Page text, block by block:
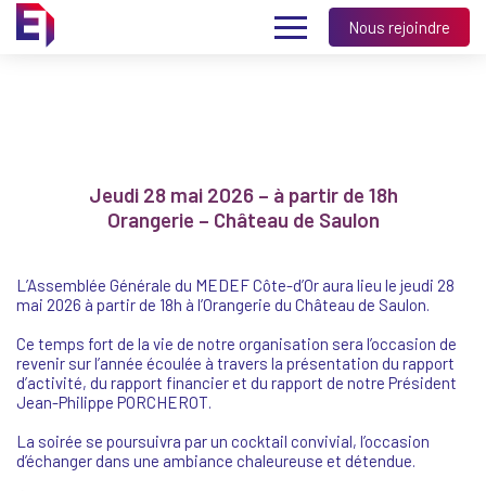
Nous rejoindre
Jeudi 28 mai 2026 – à partir de 18h
Orangerie – Château de Saulon
L’Assemblée Générale du MEDEF Côte-d’Or aura lieu le jeudi 28
mai 2026 à partir de 18h à l’Orangerie du Château de Saulon.
Ce temps fort de la vie de notre organisation sera l’occasion de
revenir sur l’année écoulée à travers la présentation du rapport
d’activité, du rapport financier et du rapport de notre Président
Jean-Philippe PORCHEROT.
La soirée se poursuivra par un cocktail convivial, l’occasion
d’échanger dans une ambiance chaleureuse et détendue.